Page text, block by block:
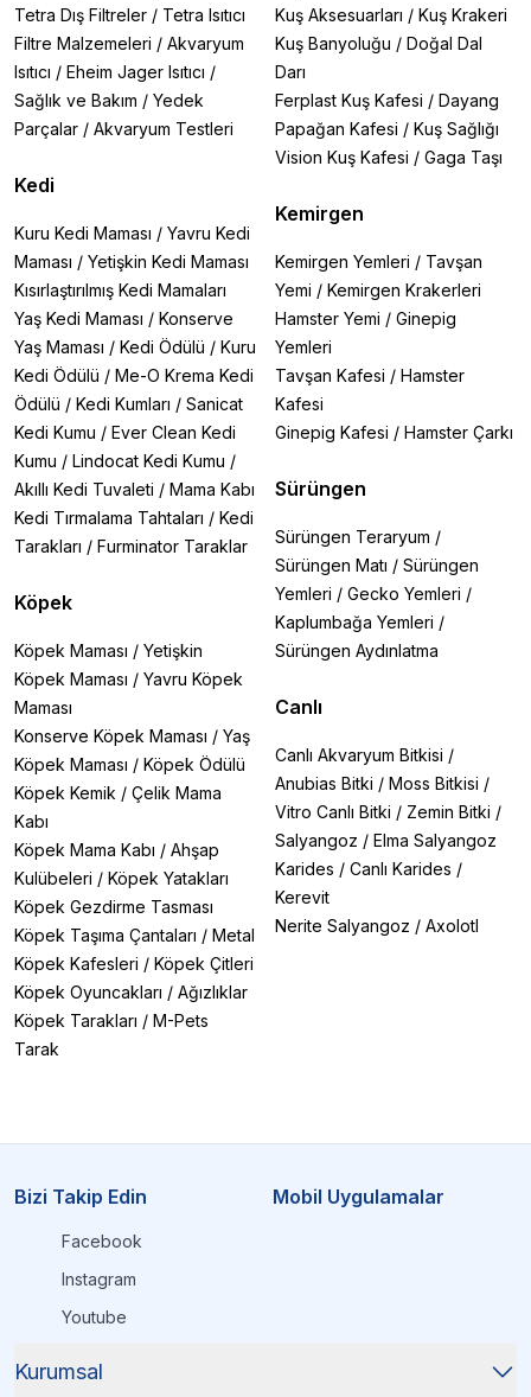
Tetra Dış Filtreler / Tetra Isıtıcı
Filtre Malzemeleri / Akvaryum
Isıtıcı / Eheim Jager Isıtıcı /
Sağlık ve Bakım / Yedek
Parçalar / Akvaryum Testleri
Kedi
Kuru Kedi Maması / Yavru Kedi
Maması / Yetişkin Kedi Maması
Kısırlaştırılmış Kedi Mamaları
Yaş Kedi Maması / Konserve
Yaş Maması / Kedi Ödülü / Kuru
Kedi Ödülü / Me-O Krema Kedi
Ödülü / Kedi Kumları / Sanicat
Kedi Kumu / Ever Clean Kedi
Kumu / Lindocat Kedi Kumu /
Akıllı Kedi Tuvaleti / Mama Kabı
Kedi Tırmalama Tahtaları / Kedi
Tarakları / Furminator Taraklar
Köpek
Köpek Maması / Yetişkin
Köpek Maması / Yavru Köpek
Maması
Konserve Köpek Maması / Yaş
Köpek Maması / Köpek Ödülü
Köpek Kemik / Çelik Mama
Kabı
Köpek Mama Kabı / Ahşap
Kulübeleri / Köpek Yatakları
Köpek Gezdirme Tasması
Köpek Taşıma Çantaları / Metal
Köpek Kafesleri / Köpek Çitleri
Köpek Oyuncakları / Ağızlıklar
Köpek Tarakları / M-Pets
Tarak
Kuş Aksesuarları / Kuş Krakeri
Kuş Banyoluğu / Doğal Dal
Darı
Ferplast Kuş Kafesi / Dayang
Papağan Kafesi / Kuş Sağlığı
Vision Kuş Kafesi / Gaga Taşı
Kemirgen
Kemirgen Yemleri / Tavşan
Yemi / Kemirgen Krakerleri
Hamster Yemi / Ginepig
Yemleri
Tavşan Kafesi / Hamster
Kafesi
Ginepig Kafesi / Hamster Çarkı
Sürüngen
Sürüngen Teraryum /
Sürüngen Matı / Sürüngen
Yemleri / Gecko Yemleri /
Kaplumbağa Yemleri /
Sürüngen Aydınlatma
Canlı
Canlı Akvaryum Bitkisi /
Anubias Bitki / Moss Bitkisi /
Vitro Canlı Bitki / Zemin Bitki /
Salyangoz / Elma Salyangoz
Karides / Canlı Karides /
Kerevit
Nerite Salyangoz / Axolotl
Bizi Takip Edin
Facebook
Instagram
Youtube
Mobil Uygulamalar
Kurumsal